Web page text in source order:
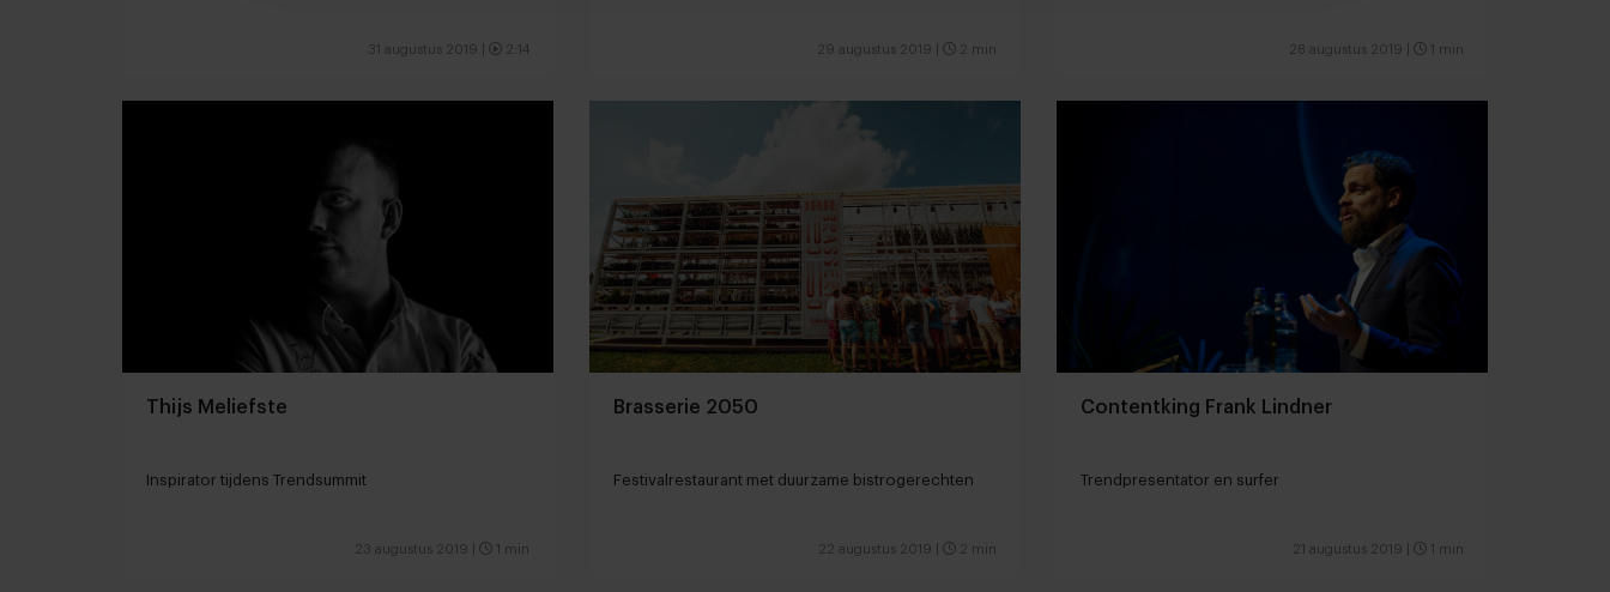
31 augustus 2019 2:14 29 augustus 2019 2 min 28 augustus 2019 1 min
Thijs Meliefste
Inspirator tijdens Trendsummit
23 augustus 2019 1 min
Brasserie 2050
Festivalrestaurant met duurzame bistrogerechten
22 augustus 2019 2 min
Contentking Frank Lindner
Trendpresentator en surfer
21 augustus 2019 1 min